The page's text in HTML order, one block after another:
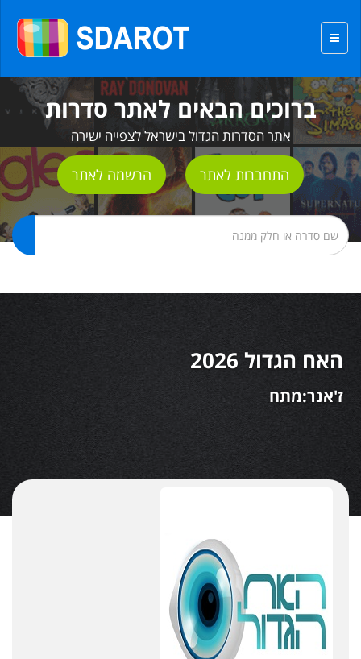
ברוכים הבאים לאתר סדרות
אתר הסדרות הגדול בישראל לצפייה ישירה
התחברות לאתר הרשמה לאתר
האח הגדול 2026
ז'אנר:מתח